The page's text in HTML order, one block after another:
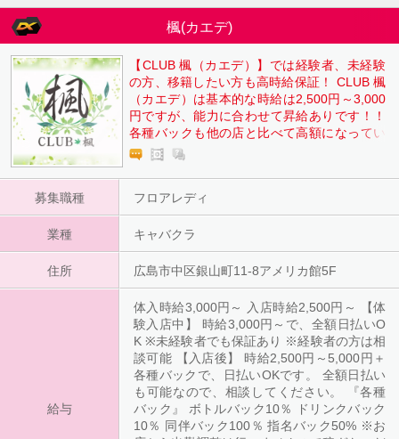
楓(カエデ)
【CLUB 楓（カエデ）】では経験者、未経験
の方、移籍したい方も高時給保証！ CLUB 楓
（カエデ）は基本的な時給は2,500円～3,000
円ですが、能力に合わせて昇給ありです！！
各種バックも他の店と比べて高額になってい
るので、しっかり頑張ってくれる女性には手
るので荷物を置いて帰ってもOK、お店にメイ
クブースもあるので出勤してからメイク直し
も出来ます。 もちろん衣装・靴の貸出もあり
ます。帰りは送りもありますし、お子様を預
けれる託児所の紹介もできます。 楓スタッフ
全員で女性をサポートのお約束します！！
募集職種 フロアレディ
業種 キャバクラ
住所 広島市中区銀山町11-8アメリカ館5F
給与
体入時給3,000円～ 入店時給2,500円～ 【体
験入店中】 時給3,000円～で、全額日払いO
K ※未経験者でも保証あり ※経験者の方は相
談可能 【入店後】 時給2,500円～5,000円＋
各種バックで、日払いOKです。 全額日払い
も可能なので、相談してください。 『各種
バック』 ボトルバック10％ ドリンクバック
10％ 同伴バック100％ 指名バック50% ※お